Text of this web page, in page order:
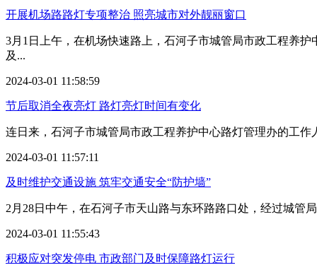
开展机场路路灯专项整治 照亮城市对外靓丽窗口
3月1日上午，在机场快速路上，石河子市城管局市政工程养
及...
2024-03-01 11:58:59
节后取消全夜亮灯 路灯亮灯时间有变化
连日来，石河子市城管局市政工程养护中心路灯管理办的工
2024-03-01 11:57:11
及时维护交通设施 筑牢交通安全“防护墙”
2月28日中午，在石河子市天山路与东环路路口处，经过城管
2024-03-01 11:55:43
积极应对突发停电 市政部门及时保障路灯运行